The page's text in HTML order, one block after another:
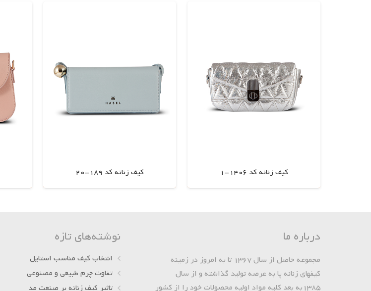
کیف زنانه کد 1406-1 کیف زنانه کد 189-20
درباره ما
مجموعه حاصل از سال 1367 تا به امروز در زمینه
کیفهای زنانه پا به عرصه تولید گذاشته و از سال
1385به بعد کلیه مواد اولیه محصولات خود را از کشور
نوشته‌های تازه
انتخاب کیف مناسب استایل
تفاوت چرم طبیعی و مصنوعی
تاثیر کیف زنانه بر صنعت مد